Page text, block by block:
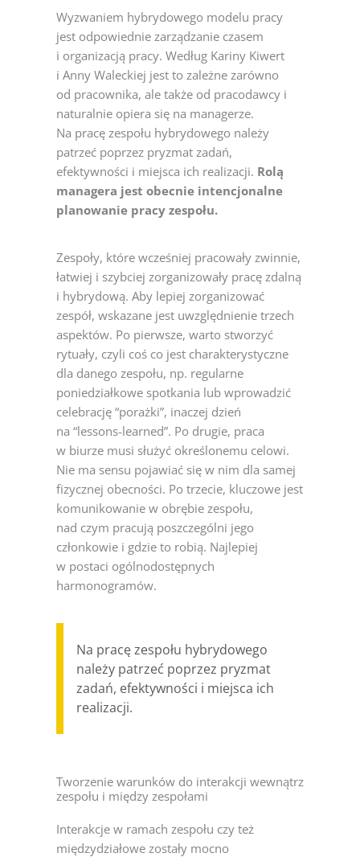
Wyzwaniem hybrydowego modelu pracy
jest odpowiednie zarządzanie czasem
i organizacją pracy. Według Kariny Kiwert
i Anny Waleckiej jest to zależne zarówno
od pracownika, ale także od pracodawcy i
naturalnie opiera się na managerze.
Na pracę zespołu hybrydowego należy
patrzeć poprzez pryzmat zadań,
efektywności i miejsca ich realizacji. Rolą
managera jest obecnie intencjonalne
planowanie pracy zespołu.
Zespoły, które wcześniej pracowały zwinnie,
łatwiej i szybciej zorganizowały pracę zdalną
i hybrydową. Aby lepiej zorganizować
zespół, wskazane jest uwzględnienie trzech
aspektów. Po pierwsze, warto stworzyć
rytuały, czyli coś co jest charakterystyczne
dla danego zespołu, np. regularne
poniedziałkowe spotkania lub wprowadzić
celebrację “porażki”, inaczej dzień
na “lessons-learned”. Po drugie, praca
w biurze musi służyć określonemu celowi.
Nie ma sensu pojawiać się w nim dla samej
fizycznej obecności. Po trzecie, kluczowe jest
komunikowanie w obrębie zespołu,
nad czym pracują poszczególni jego
członkowie i gdzie to robią. Najlepiej
w postaci ogólnodostępnych
harmonogramów.
Na pracę zespołu hybrydowego
należy patrzeć poprzez pryzmat
zadań, efektywności i miejsca ich
realizacji.
Tworzenie warunków do interakcji wewnątrz
zespołu i między zespołami
Interakcje w ramach zespołu czy też
międzydziałowe zostały mocno